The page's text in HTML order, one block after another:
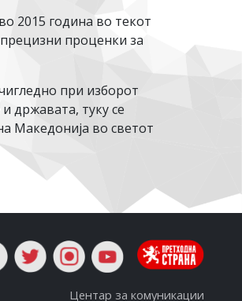
2015 година во текот
проценки за
при изборот
државата, туку се
Македонија во светот
Центар за комуникации